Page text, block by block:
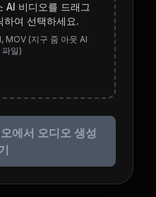
AI 비디오를 드래그
하여 선택하세요.
MOV (지구 줌 아웃 AI
파일)
에서 오디오 생성